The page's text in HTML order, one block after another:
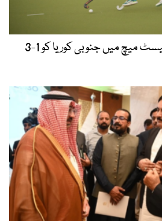
قومی ہاکی ٹیم نے پہلے ٹیسٹ میچ میں جنوبی کوریا کو 1-3